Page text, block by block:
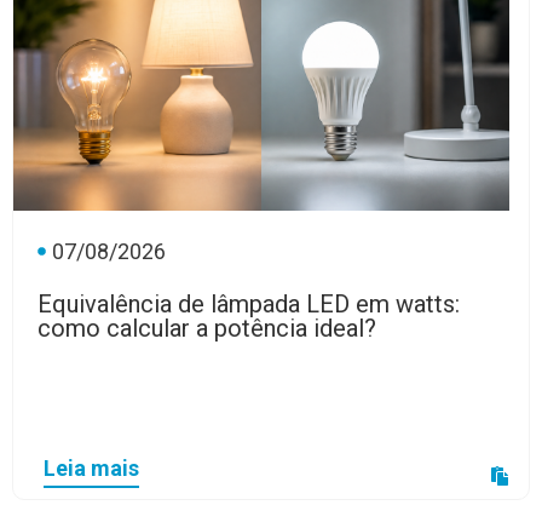
07/08/2026
Equivalência de lâmpada LED em watts:
como calcular a potência ideal?
Leia mais